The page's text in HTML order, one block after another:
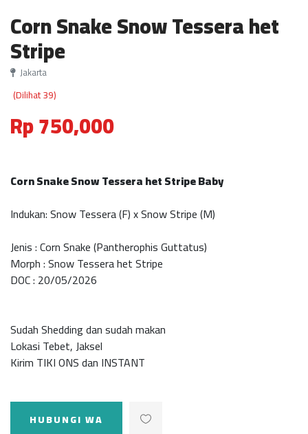
Corn Snake Snow Tessera het
Stripe
Jakarta
(Dilihat 39)
Rp 750,000
Corn Snake Snow Tessera het Stripe Baby
Indukan: Snow Tessera (F) x Snow Stripe (M)
Jenis : Corn Snake (Pantherophis Guttatus)
Morph : Snow Tessera het Stripe
DOC : 20/05/2026
Sudah Shedding dan sudah makan
Lokasi Tebet, Jaksel
Kirim TIKI ONS dan INSTANT
HUBUNGI WA